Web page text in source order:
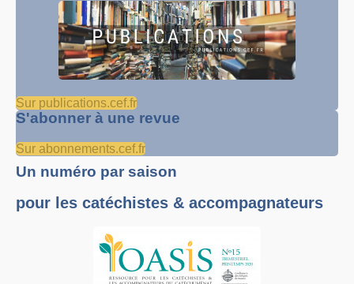
Sur publications.cef.fr
S'abonner à une revue
Sur abonnements.cef.fr
Un numéro par saison
pour les catéchistes & accompagnateurs